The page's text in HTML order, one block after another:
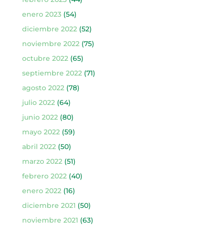
enero 2023(54)
diciembre 2022 (52)
noviembre 2022 (75)
octubre 2022 (65)
septiembre 2022 (71)
agosto 2022 (78)
julio 2022 (64)
junio 2022 (80)
mayo 2022 (59)
abril 2022 (50)
marzo 2022 (51)
febrero 2022 (40)
enero 2022 (16)
diciembre 2021 (50)
noviembre 2021 (63)